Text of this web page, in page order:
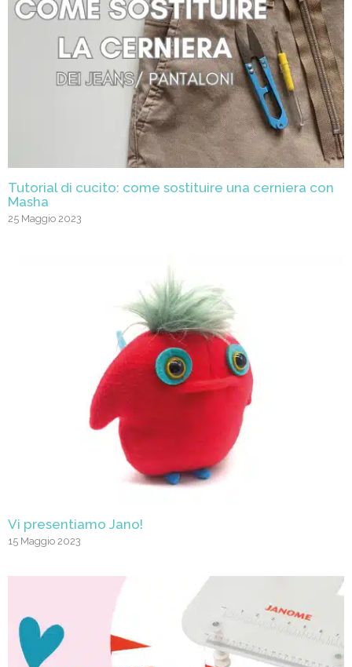
Tutorial di cucito: come sostituire una cerniera con
Masha
25 Maggio 2023
Vi presentiamo Jano!
15 Maggio 2023